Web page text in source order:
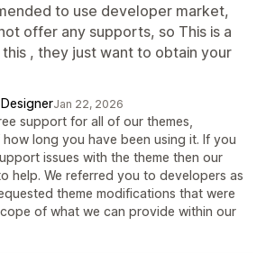
to use developer market,
offer any supports, so This is a
, they just want to obtain your
Jan 22, 2026
support for all of our themes,
long you have been using it. If you
issues with the theme then our
help. We referred you to developers as
theme modifications that were
of what we can provide within our